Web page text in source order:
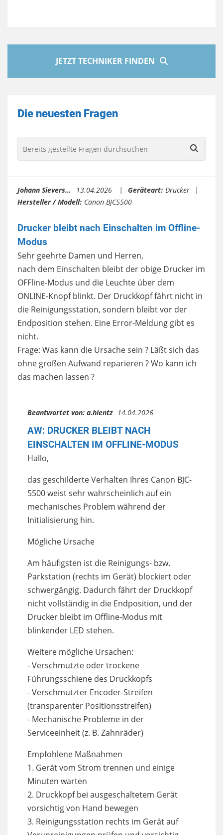
JETZT TECHNIKER FINDEN
Die neuesten Fragen
Johann Sievers… 13.04.2026 Geräteart: Drucker
Hersteller / Modell: Canon BJC5500
Drucker bleibt nach Einschalten im Offline-
Modus
Sehr geehrte Damen und Herren,
nach dem Einschalten bleibt der obige Drucker im
OFFline-Modus und die Leuchte über dem
ONLINE-Knopf blinkt. Der Druckkopf fährt nicht in
die Reinigungsstation, sondern bleibt vor der
Endposition stehen. Eine Error-Meldung gibt es
nicht.
Frage: Was kann die Ursache sein ? Läßt sich das
ohne großen Aufwand reparieren ? Wo kann ich
das machen lassen ?
Beantwortet von: a.hientz 14.04.2026
AW: DRUCKER BLEIBT NACH
EINSCHALTEN IM OFFLINE-MODUS
Hallo,
das geschilderte Verhalten Ihres Canon BJC-
5500 weist sehr wahrscheinlich auf ein
mechanisches Problem während der
Initialisierung hin.
Mögliche Ursache
Am häufigsten ist die Reinigungs- bzw.
Parkstation (rechts im Gerät) blockiert oder
schwergängig. Dadurch fährt der Druckkopf
nicht vollständig in die Endposition, und der
Drucker bleibt im Offline-Modus mit
blinkender LED stehen.
Weitere mögliche Ursachen:
- Verschmutzte oder trockene
Führungsschiene des Druckkopfs
- Verschmutzter Encoder-Streifen
(transparenter Positionsstreifen)
- Mechanische Probleme in der
Serviceeinheit (z. B. Zahnräder)
Empfohlene Maßnahmen
1. Gerät vom Strom trennen und einige
Minuten warten
2. Druckkopf bei ausgeschaltetem Gerät
vorsichtig von Hand bewegen
3. Reinigungsstation rechts im Gerät auf